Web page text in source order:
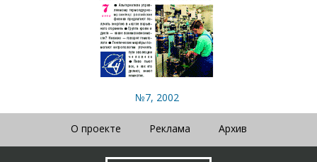
№7, 2002
О проекте Реклама Архив